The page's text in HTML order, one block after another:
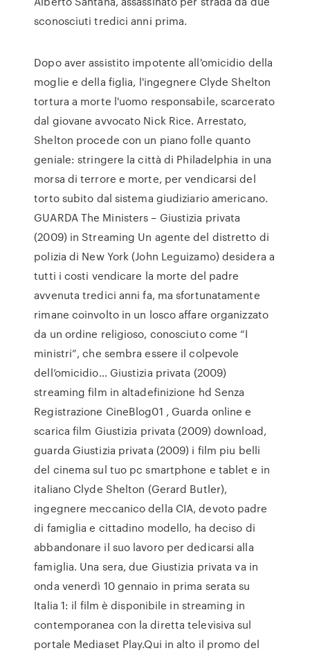
sconosciuti tredici anni prima.
Dopo aver assistito impotente all'omicidio della
moglie e della figlia, l'ingegnere Clyde Shelton
tortura a morte l'uomo responsabile, scarcerato
dal giovane avvocato Nick Rice. Arrestato,
Shelton procede con un piano folle quanto
geniale: stringere la città di Philadelphia in una
morsa di terrore e morte, per vendicarsi del
torto subito dal sistema giudiziario americano.
GUARDA The Ministers – Giustizia privata
(2009) in Streaming Un agente del distretto di
polizia di New York (John Leguizamo) desidera a
tutti i costi vendicare la morte del padre
avvenuta tredici anni fa, ma sfortunatamente
rimane coinvolto in un losco affare organizzato
da un ordine religioso, conosciuto come “I
ministri”, che sembra essere il colpevole
dell’omicidio… Giustizia privata (2009)
streaming film in altadefinizione hd Senza
Registrazione CineBlog01 , Guarda online e
scarica film Giustizia privata (2009) download,
guarda Giustizia privata (2009) i film piu belli
del cinema sul tuo pc smartphone e tablet e in
italiano Clyde Shelton (Gerard Butler),
ingegnere meccanico della CIA, devoto padre
di famiglia e cittadino modello, ha deciso di
abbandonare il suo lavoro per dedicarsi alla
famiglia. Una sera, due Giustizia privata va in
onda venerdì 10 gennaio in prima serata su
Italia 1: il film è disponibile in streaming in
contemporanea con la diretta televisiva sul
portale Mediaset Play.Qui in alto il promo del